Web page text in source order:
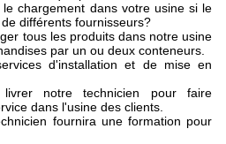
chargement dans votre usine si le
différents fournisseurs?
tous les produits dans notre usine
par un ou deux conteneurs.
d'installation et de mise en
notre technicien pour faire
dans l'usine des clients.
fournira une formation pour